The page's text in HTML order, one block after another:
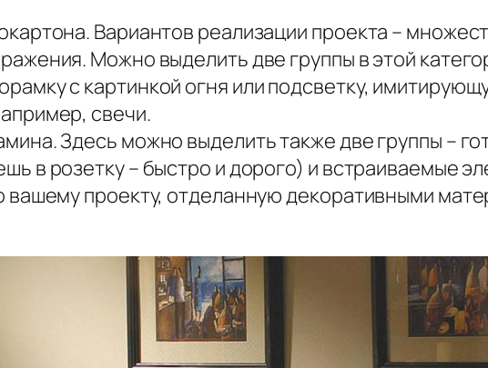
Вариантов реализации проекта –
Можно выделить две группы в этой
с картинкой огня или подсветку,
свечи.
Здесь можно выделить также две группы –
в розетку – быстро и дорого) и встраиваемые
вашему проекту, отделанную декоративными